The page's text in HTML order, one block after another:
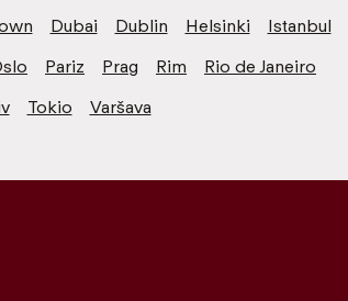
Dubai Dublin Helsinki
Istanbul
Pariz Prag Rim
Rio de Janeiro
Tokio Varšava